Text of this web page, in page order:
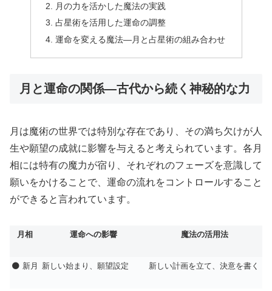
月の力を活かした魔法の実践
占星術を活用した運命の調整
運命を変える魔法—月と占星術の組み合わせ
月と運命の関係—古代から続く神秘的な力
月は魔術の世界では特別な存在であり、その満ち欠けが人
生や願望の成就に影響を与えると考えられています。各月
相には特有の魔力が宿り、それぞれのフェーズを意識して
願いをかけることで、運命の流れをコントロールすること
ができると言われています。
月相 運命への影響 魔法の活用法
🌑 新月 新しい始まり、願望設定 新しい計画を立て、決意を書く